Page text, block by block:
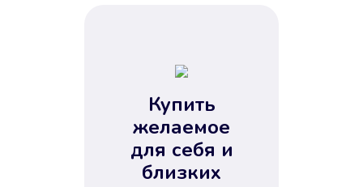
Купить
желаемое
для себя и
близких